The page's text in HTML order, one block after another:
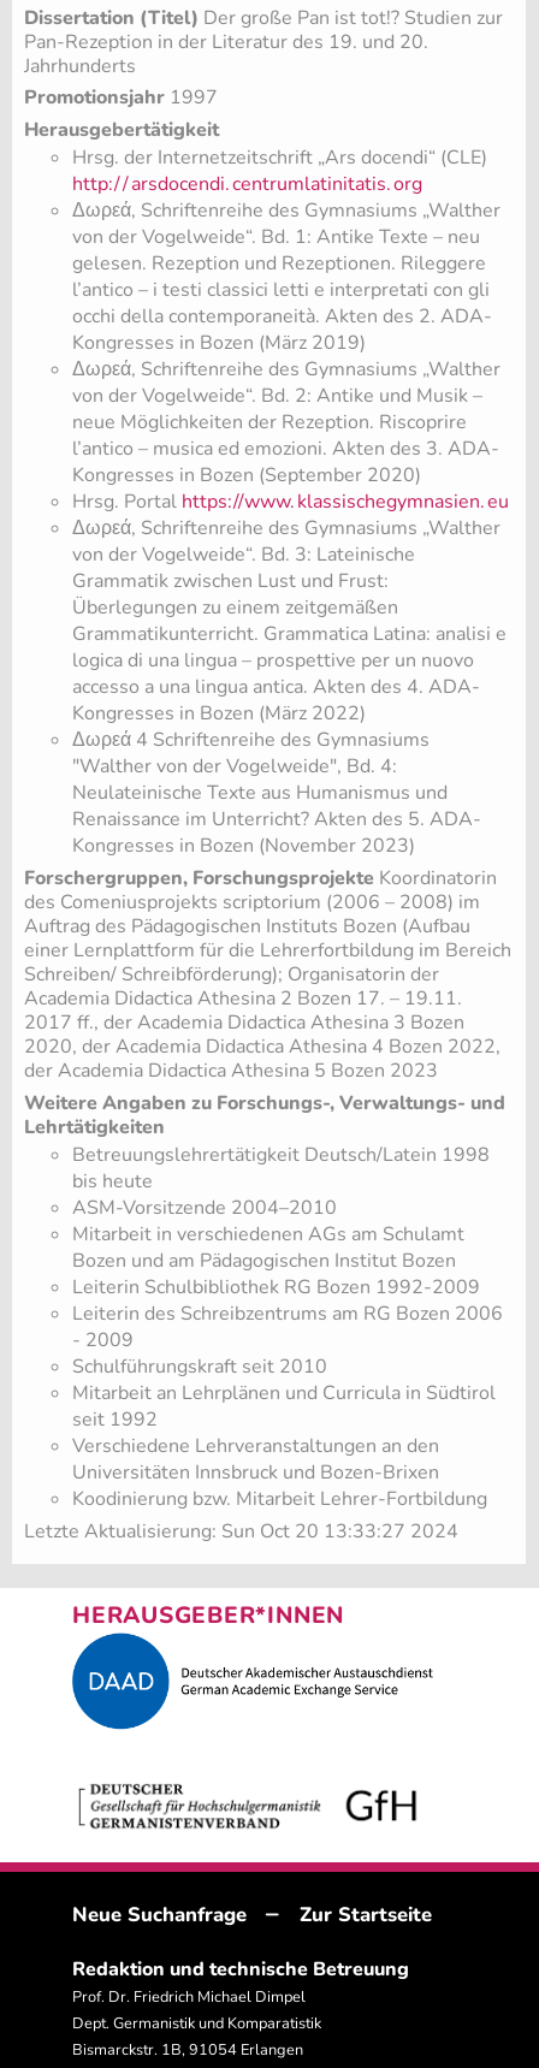
Dissertation (Titel) Der große Pan ist tot!? Studien zur
Pan-Rezeption in der Literatur des 19. und 20.
Jahrhunderts
Promotionsjahr 1997
Herausgebertätigkeit
Hrsg. der Internetzeitschrift „Ars docendi“ (CLE)
http://arsdocendi.centrumlatinitatis.org
Δωρεά, Schriftenreihe des Gymnasiums „Walther
von der Vogelweide“. Bd. 1: Antike Texte – neu
gelesen. Rezeption und Rezeptionen. Rileggere
l’antico – i testi classici letti e interpretati con gli
occhi della contemporaneità. Akten des 2. ADA-
Kongresses in Bozen (März 2019)
Δωρεά, Schriftenreihe des Gymnasiums „Walther
von der Vogelweide“. Bd. 2: Antike und Musik –
neue Möglichkeiten der Rezeption. Riscoprire
l’antico – musica ed emozioni. Akten des 3. ADA-
Kongresses in Bozen (September 2020)
Hrsg. Portal https://www.klassischegymnasien.eu
Δωρεά, Schriftenreihe des Gymnasiums „Walther
von der Vogelweide“. Bd. 3: Lateinische
Grammatik zwischen Lust und Frust:
Überlegungen zu einem zeitgemäßen
Grammatikunterricht. Grammatica Latina: analisi e
logica di una lingua – prospettive per un nuovo
accesso a una lingua antica. Akten des 4. ADA-
Kongresses in Bozen (März 2022)
Δωρεά 4 Schriftenreihe des Gymnasiums
"Walther von der Vogelweide", Bd. 4:
Neulateinische Texte aus Humanismus und
Renaissance im Unterricht? Akten des 5. ADA-
Kongresses in Bozen (November 2023)
Forschergruppen, Forschungsprojekte Koordinatorin
des Comeniusprojekts sc​riptorium (2006 – 2008) im
Auftrag des Pädagogischen Instituts Bozen (Aufbau
einer Lernplattform für die Lehrerfortbildung im Bereich
Schreiben/ Schreibförderung); Organisatorin der
Academia Didactica Athesina 2 Bozen 17. – 19.11.
2017 ff., der Academia Didactica Athesina 3 Bozen
2020, der Academia Didactica Athesina 4 Bozen 2022,
der Academia Didactica Athesina 5 Bozen 2023
Weitere Angaben zu Forschungs-, Verwaltungs- und
Lehrtätigkeiten
Betreuungslehrertätigkeit Deutsch/Latein 1998
bis heute
ASM-Vorsitzende 2004–2010
Mitarbeit in verschiedenen AGs am Schulamt
Bozen und am Pädagogischen Institut Bozen
Leiterin Schulbibliothek RG Bozen 1992-2009
Leiterin des Schreibzentrums am RG Bozen 2006
- 2009
Schulführungskraft seit 2010
Mitarbeit an Lehrplänen und Curricula in Südtirol
seit 1992
Verschiedene Lehrveranstaltungen an den
Universitäten Innsbruck und Bozen-Brixen
Koodinierung bzw. Mitarbeit Lehrer-Fortbildung
Letzte Aktualisierung: Sun Oct 20 13:33:27 2024
HERAUSGEBER*INNEN
Neue Suchanfrage – Zur Startseite
Redaktion und technische Betreuung
Prof. Dr. Friedrich Michael Dimpel
Dept. Germanistik und Komparatistik
Bismarckstr. 1B, 91054 Erlangen